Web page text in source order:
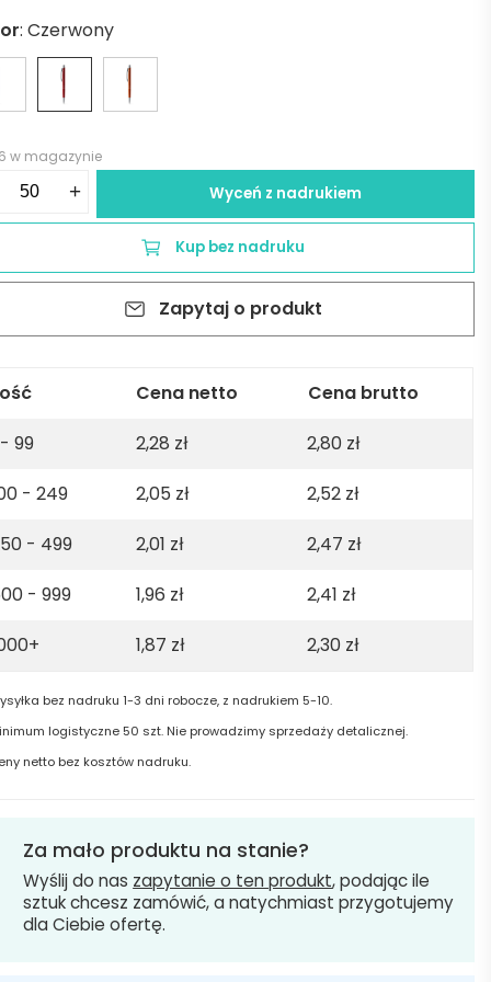
: Czerwony
w magazynie
+ Wyceń z nadrukiem
Kup bez nadruku
Zapytaj o produkt
Cena netto
Cena brutto
- 99
2,28 zł 2,80 zł
- 249
2,05 zł 2,52 zł
- 499
2,01 zł 2,47 zł
- 999
1,96 zł 2,41 zł
1,87 zł 2,30 zł
bez nadruku 1-3 dni robocze, z nadrukiem 5-10.
logistyczne 50 szt. Nie prowadzimy sprzedaży detalicznej.
netto bez kosztów nadruku.
Za mało produktu na stanie?
Wyślij do nas zapytanie o ten produkt, podając ile
sztuk chcesz zamówić, a natychmiast przygotujemy
dla Ciebie ofertę.